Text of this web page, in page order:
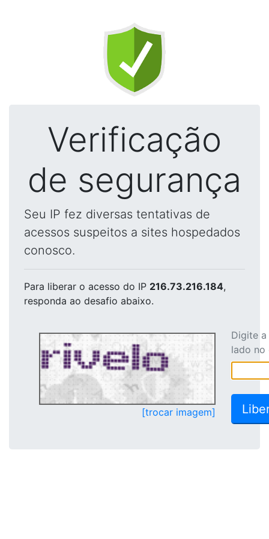
Verificação
de segurança
Seu IP fez diversas tentativas de
acessos suspeitos a sites hospedados
conosco.
Para liberar o acesso do IP 216.73.216.184,
responda ao desafio abaixo.
[trocar imagem]
Digite
lado no